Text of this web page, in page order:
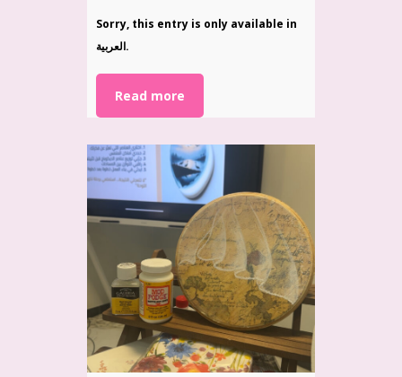
Sorry, this entry is only available in
العربية.
Read more